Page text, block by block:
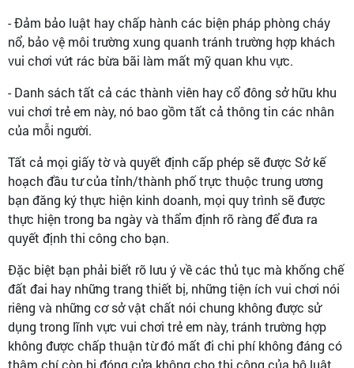
- Đảm bảo luật hay chấp hành các biện pháp phòng cháy
nổ, bảo vệ môi trường xung quanh tránh trường hợp khách
vui chơi vứt rác bừa bãi làm mất mỹ quan khu vực.
- Danh sách tất cả các thành viên hay cổ đông sở hữu khu
vui chơi trẻ em này, nó bao gồm tất cả thông tin các nhân
của mỗi người.
Tất cả mọi giấy tờ và quyết định cấp phép sẽ được Sở kế
hoạch đầu tư của tỉnh/thành phố trực thuộc trung ương
bạn đăng ký thực hiện kinh doanh, mọi quy trình sẽ được
thực hiện trong ba ngày và thẩm định rõ ràng để đưa ra
quyết định thi công cho bạn.
Đặc biệt bạn phải biết rõ lưu ý về các thủ tục mà khống chế
đất đai hay những trang thiết bị, những tiện ích vui chơi nói
riêng và những cơ sở vật chất nói chung không được sử
dụng trong lĩnh vực vui chơi trẻ em này, tránh trường hợp
không được chấp thuận từ đó mất đi chi phí không đáng có
thậm chí còn bị đóng cửa không cho thi công của bộ luật.